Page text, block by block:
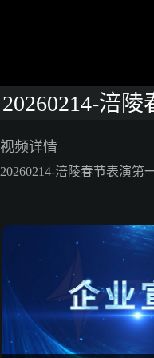
20260214-涪
视频详情
20260214-涪陵春节表演第